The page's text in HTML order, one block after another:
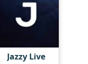
Jazzy Live